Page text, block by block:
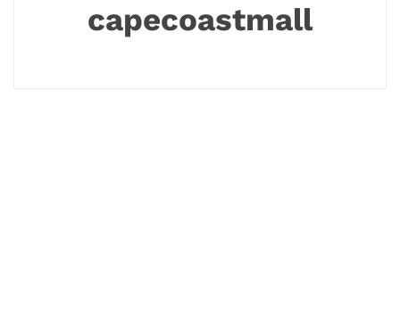
capecoastmall